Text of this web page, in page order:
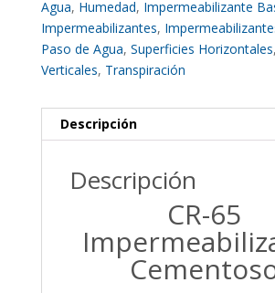
Agua, Humedad, Impermeabilizante
Impermeabilizantes,
Paso de Agua, Superficies Horizontales,
Verticales, Transpiración
Descripción
Descripción
CR-65